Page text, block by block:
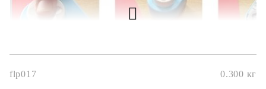
flp017 0.300 кг